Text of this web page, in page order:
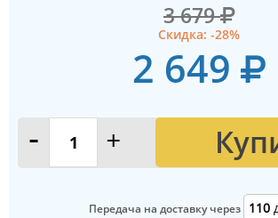
3 679
Скидка: -28%
2 649
- +
Передача на доставку через 110